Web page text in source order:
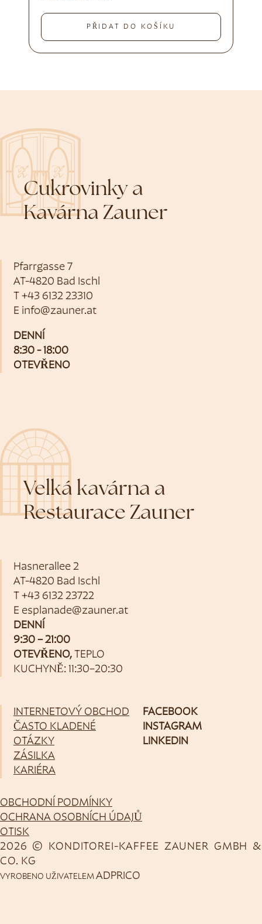
PŘIDAT DO KOŠÍKU
Cukrovinky a
Kavárna Zauner
Pfarrgasse 7
AT-4820 Bad Ischl
T +43 6132 23310
E info@zauner.at
DENNÍ
8:30 - 18:00
OTEVŘENO
Velká kavárna a
Restaurace Zauner
Hasnerallee 2
AT-4820 Bad Ischl
T +43 6132 23722
E esplanade@zauner.at
DENNÍ
9:30 – 21:00
OTEVŘENO, TEPLO
KUCHYNĚ: 11:30–20:30
INTERNETOVÝ OBCHOD
ČASTO KLADENÉ
OTÁZKY
ZÁSILKA
KARIÉRA
FACEBOOK
INSTAGRAM
LINKEDIN
2026 © KONDITOREI-KAFFEE ZAUNER GMBH &
CO. KG
OBCHODNÍ PODMÍNKY
OCHRANA OSOBNÍCH ÚDAJŮ
OTISK
VYROBENO UŽIVATELEM ADPRICO